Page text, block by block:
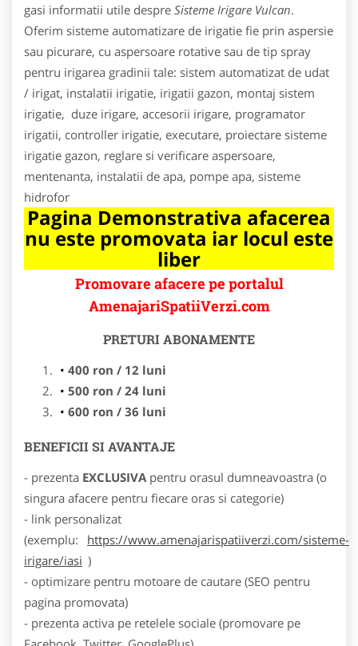
gasi informatii utile despre Sisteme Irigare Vulcan.
Oferim sisteme automatizare de irigatie fie prin aspersie
sau picurare, cu aspersoare rotative sau de tip spray
pentru irigarea gradinii tale: sistem automatizat de udat
/ irigat, instalatii irigatie, irigatii gazon, montaj sistem
irigatie, duze irigare, accesorii irigare, programator
irigatii, controller irigatie, executare, proiectare sisteme
irigatie gazon, reglare si verificare aspersoare,
mentenanta, instalatii de apa, pompe apa, sisteme
hidrofor
Pagina Demonstrativa afacerea
nu este promovata iar locul este
liber
Promovare afacere pe portalul
AmenajariSpatiiVerzi.com
PRETURI ABONAMENTE
400 ron / 12 luni
500 ron / 24 luni
600 ron / 36 luni
BENEFICII SI AVANTAJE
- prezenta EXCLUSIVA pentru orasul dumneavoastra (o
singura afacere pentru fiecare oras si categorie)
- link personalizat
(exemplu:
https://www.amenajarispatiiverzi.com/sisteme-
irigare/iasi )
- optimizare pentru motoare de cautare (SEO pentru
pagina promovata)
- prezenta activa pe retelele sociale (promovare pe